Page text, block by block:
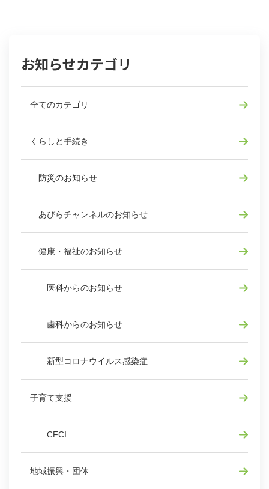
お知らせカテゴリ
全てのカテゴリ
くらしと手続き
防災のお知らせ
あびらチャンネルのお知らせ
健康・福祉のお知らせ
医科からのお知らせ
歯科からのお知らせ
新型コロナウイルス感染症
子育て支援
CFCI
地域振興・団体